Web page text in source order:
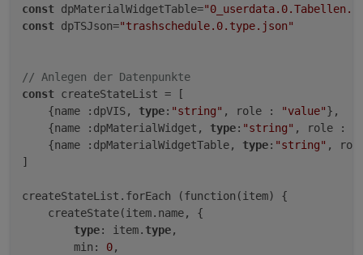
const dpMaterialWidgetTable=
const dpTSJson="trashschedule.0.type.json"
// Anlegen der Datenpunkte
const createStateList = [
    {name :dpVIS,
type: "string" , role : "value"},
    {name :dpMaterialWidget,
type: "string" , role :
    {name :dpMaterialWidgetTable,
type: "string" ,
]
createStateList.forEach (function(item) {
    createState(item.name, {
type: item. type,
        min:
0,